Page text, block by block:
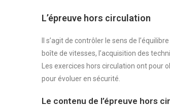
L’épreuve hors circulation
Il s’agit de contrôler le sens de
boîte de vitesses, l’acquisition des
Les exercices hors circulation ont pour
pour évoluer en sécurité.
Le contenu de l’épreuve hors